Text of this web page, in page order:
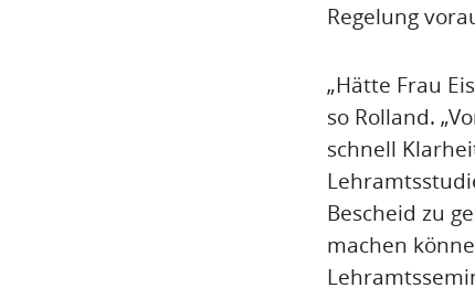
Regelung
„Hätte Frau
so Rolland.
schnell
Bescheid zu
machen